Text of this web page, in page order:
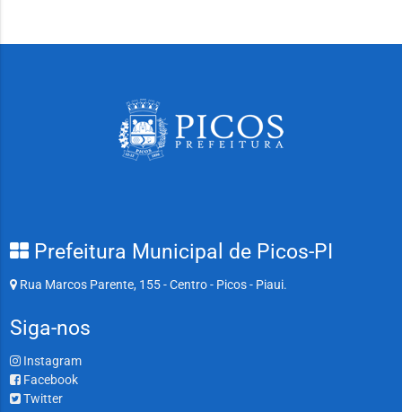
Prefeitura Municipal de Picos-PI
Rua Marcos Parente, 155 - Centro - Picos - Piaui.
Siga-nos
Instagram
Facebook
Twitter